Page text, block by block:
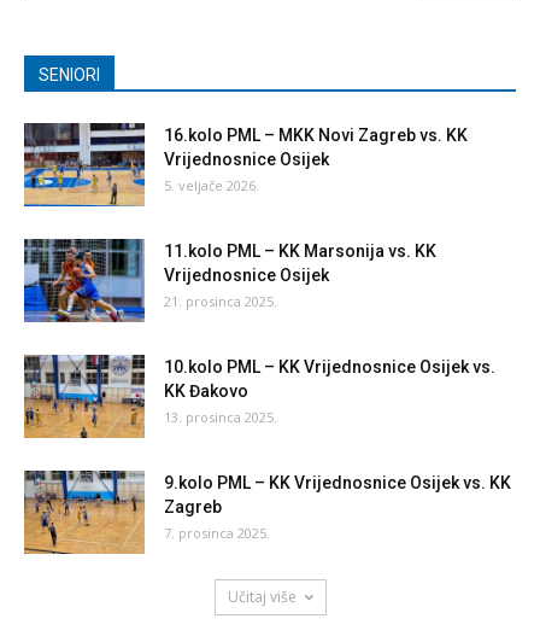
SENIORI
16.kolo PML – MKK Novi Zagreb vs. KK
Vrijednosnice Osijek
5. veljače 2026.
11.kolo PML – KK Marsonija vs. KK
Vrijednosnice Osijek
21. prosinca 2025.
10.kolo PML – KK Vrijednosnice Osijek vs.
KK Đakovo
13. prosinca 2025.
9.kolo PML – KK Vrijednosnice Osijek vs. KK
Zagreb
7. prosinca 2025.
Učitaj više